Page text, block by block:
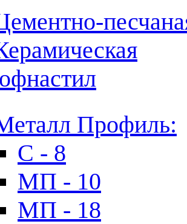
Профиль:
C - 8
МП - 10
МП - 18